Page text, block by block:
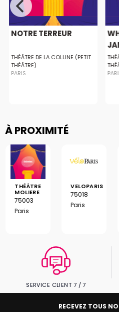
NOTRE TERREUR
THÉÂTRE DE LA COLLINE (PETIT
THÉÂTRE)
PARIS
À PROXIMITÉ
THÉÂTRE
MOLIERE
75003
Paris
VELOPARIS
75018
Paris
SERVICE CLIENT 7 / 7
RECEVEZ TOUS